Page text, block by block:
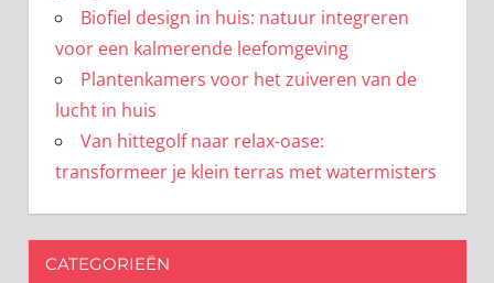
Biofiel design in huis: natuur integreren
voor een kalmerende leefomgeving
Plantenkamers voor het zuiveren van de
lucht in huis
Van hittegolf naar relax-oase:
transformeer je klein terras met watermisters
CATEGORIEËN